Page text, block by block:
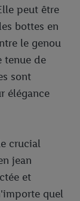
peut être
bottes en
le genou
tenue de
sont
élégance
crucial
jean
et
quel